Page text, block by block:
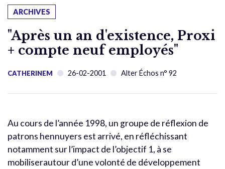
ARCHIVES
"Après un an d'existence, Proxi
+ compte neuf employés"
CATHERINEM 26-02-2001 Alter Échos n° 92
Au cours de l’année 1998, un groupe de réflexion de
patrons hennuyers est arrivé, en réfléchissant
notamment sur l’impact de l’objectif 1, à se
mobiliserautour d’une volonté de développement